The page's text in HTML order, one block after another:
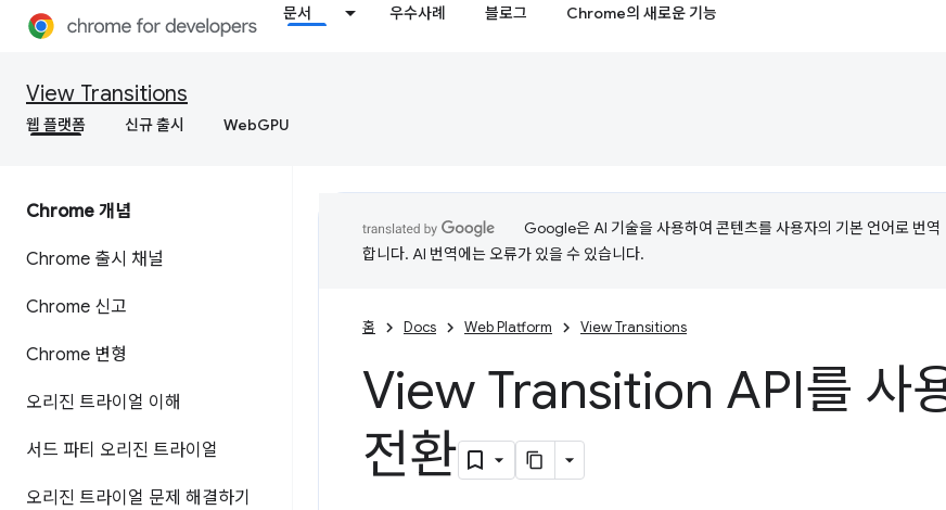
문서 우수사례 블로그 Chrome의 새로운 기능
View Transitions
웹 플랫폼 신규 출시 WebGPU
Chrome 개념
Chrome 출시 채널
Chrome 신고
Chrome 변형
오리진 트라이얼 이해
서드 파티 오리진 트라이얼
오리진 트라이얼 문제 해결하기
Google은 AI 기술을 사용하여 콘텐츠를 사용자의 기본 언어로 번역
합니다. AI 번역에는 오류가 있을 수 있습니다.
홈 Docs Web Platform View Transitions
View Transition API를 사
전환